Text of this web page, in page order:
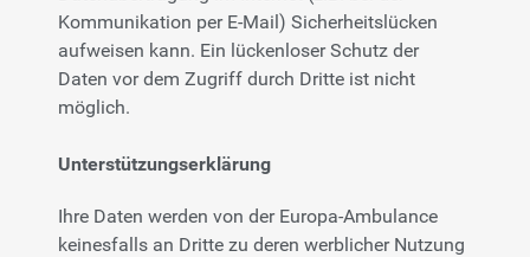
Kommunikation per E-Mail) Sicherheitslücken
aufweisen kann. Ein lückenloser Schutz der
Daten vor dem Zugriff durch Dritte ist nicht
möglich.
Unterstützungserklärung
Ihre Daten werden von der Europa-Ambulance
keinesfalls an Dritte zu deren werblicher Nutzung